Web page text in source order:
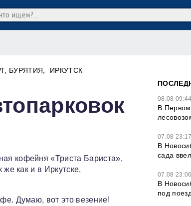
БУРЯТИЯ
ИРКУТСК
кофейня «Триста Бариста»,
как и в Иркутске,
Думаю, вот это везение!
08.08 09:44
В
07.08 23:17
В
сада
07.08 23:06
В
под